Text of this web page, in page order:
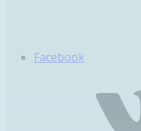
Facebook